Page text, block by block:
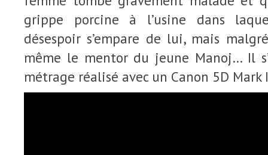
grippe porcine à l’usine dans
désespoir s’empare de lui, mais
même le mentor du jeune Manoj… Il
métrage réalisé avec un Canon 5D Mark